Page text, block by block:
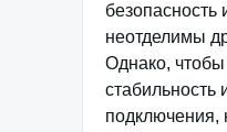
безопасность
неотделимы
Однако, чтобы
стабильность
подключения,